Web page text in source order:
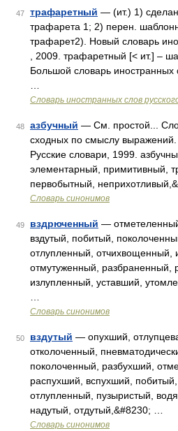
47 трафаретный — (ит.) 1)
трафарета 1; 2) перен.
трафарет2). Новый словарь
, 2009. трафаретный [< ит.] –
Большой словарь иностранных
Словарь иностранных слов
48 азбучный — См. простой...
сходных по смыслу
Русские словари, 1999.
элементарный, примитивный,
первобытный,
Словарь синонимов
49 вздрюченный —
вздутый, побитый,
отлупленный, отчихвощенный,
отмутуженный, разбраненный,
излупленный, уставший,
Словарь синонимов
50 вздутый — опухший,
отколоченный,
поколоченный, разбухший,
распухший, вспухший, побитый,
отлупленный, пузыристый,
надутый, отдутый,&#8230; …
Словарь синонимов